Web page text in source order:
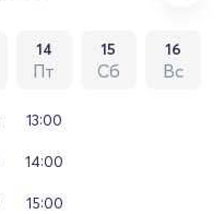
14
Пт
15
Сб
16
Вс
13:00
14:00
15:00